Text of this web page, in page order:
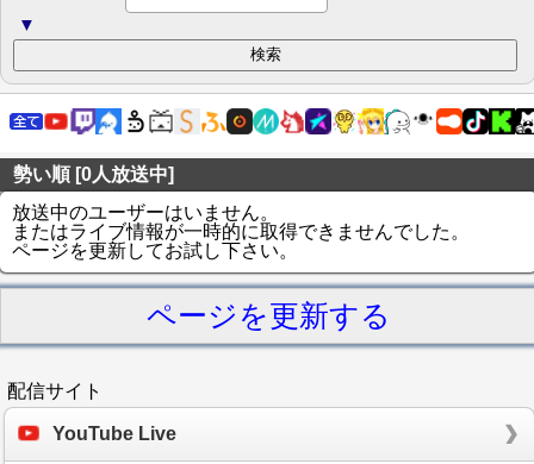
▼
勢い順 [0人放送中]
放送中のユーザーはいません。
またはライブ情報が一時的に取得できませんでした。
ページを更新してお試し下さい。
ページを更新する
配信サイト
YouTube Live